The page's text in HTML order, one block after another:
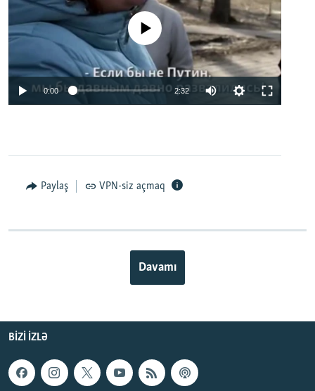
No media source currently available
0:00 2:32
Paylaş VPN-siz açmaq
Davamı
BIZI IZLƏ